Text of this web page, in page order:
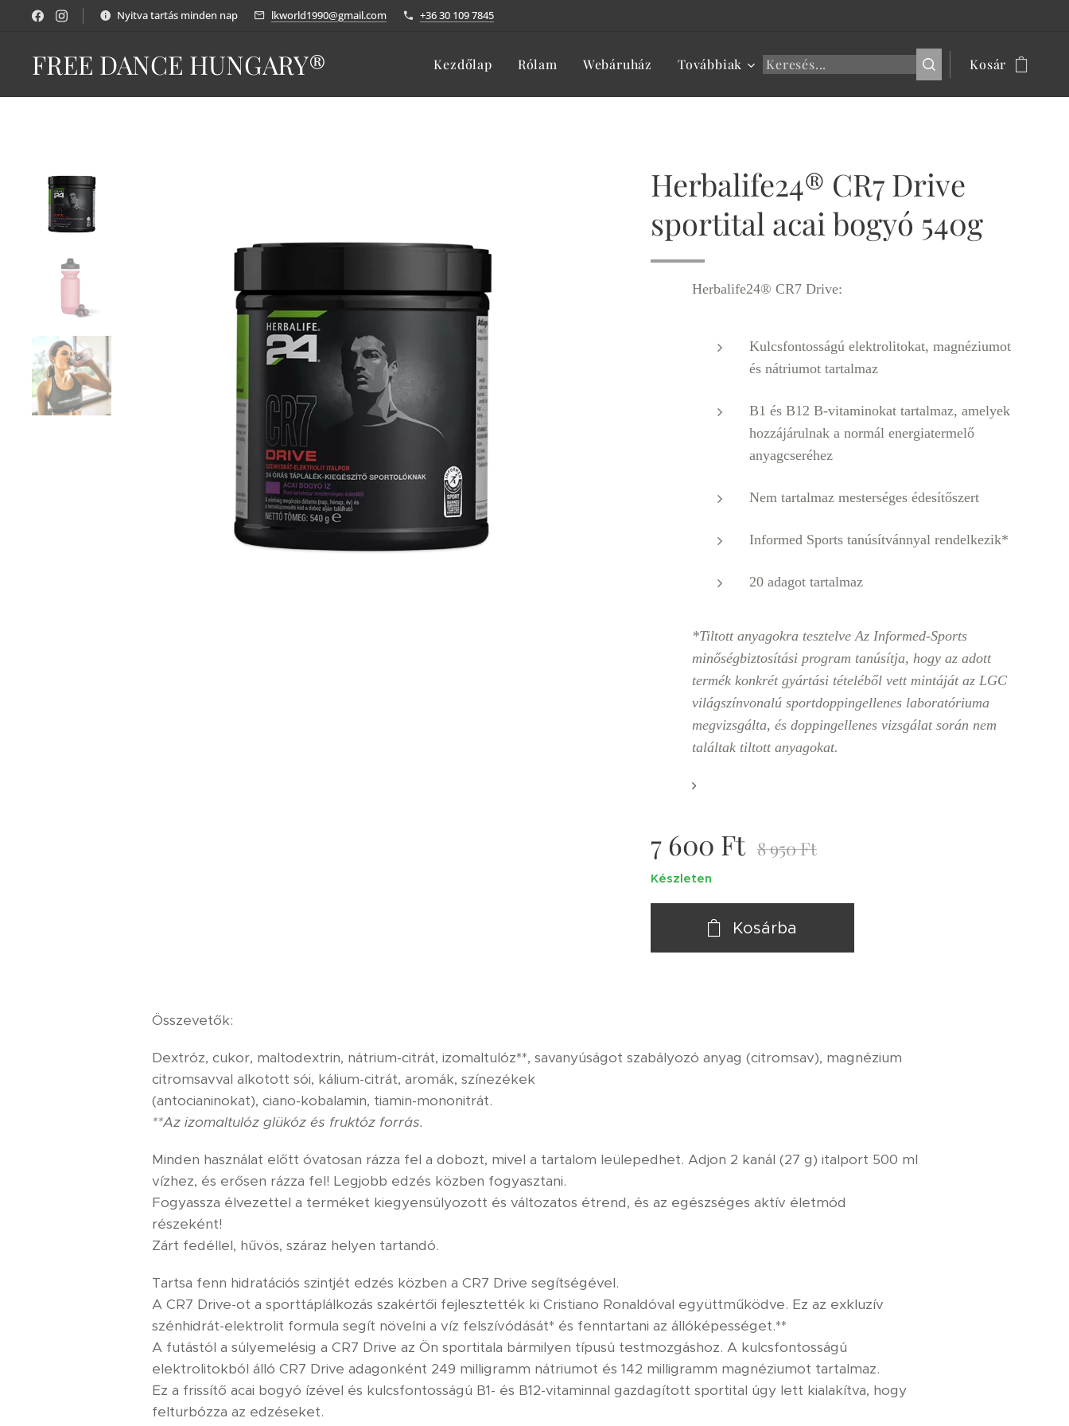
Nyitva tartás minden nap lkworld1990@gmail.com +36 30 109 7845
FREE DANCE HUNGARY® Kezdőlap Rólam Webáruház Továbbiak Kosár
Herbalife24® CR7 Drive
sportital acai bogyó 540g
Herbalife24® CR7 Drive:
Kulcsfontosságú elektrolitokat, magnéziumot
és nátriumot tartalmaz
B1 és B12 B-vitaminokat tartalmaz, amelyek
hozzájárulnak a normál energiatermelő
anyagcseréhez
Nem tartalmaz mesterséges édesítőszert
Informed Sports tanúsítvánnyal rendelkezik*
20 adagot tartalmaz
*Tiltott anyagokra tesztelve Az Informed-Sports
minőségbiztosítási program tanúsítja, hogy az adott
termék konkrét gyártási tételéből vett mintáját az LGC
világszínvonalú sportdoppingellenes laboratóriuma
megvizsgálta, és doppingellenes vizsgálat során nem
találtak tiltott anyagokat.
7 600 Ft 8 950Ft
Készleten
Kosárba
Összevetők:
Dextróz, cukor, maltodextrin, nátrium-citrát, izomaltulóz**, savanyúságot szabályozó anyag (citromsav), magnézium
citromsavval alkotott sói, kálium-citrát, aromák, színezékek
(antocianinokat), ciano-kobalamin, tiamin-mononitrát.
**Az izomaltulóz glükóz és fruktóz forrás.
Minden használat előtt óvatosan rázza fel a dobozt, mivel a tartalom leülepedhet. Adjon 2 kanál (27 g) italport 500 ml
vízhez, és erősen rázza fel! Legjobb edzés közben fogyasztani.
Fogyassza élvezettel a terméket kiegyensúlyozott és változatos étrend, és az egészséges aktív életmód
részeként!
Zárt fedéllel, hűvös, száraz helyen tartandó.
Tartsa fenn hidratációs szintjét edzés közben a CR7 Drive segítségével.
A CR7 Drive-ot a sporttáplálkozás szakértői fejlesztették ki Cristiano Ronaldóval együttműködve. Ez az exkluzív
szénhidrát-elektrolit formula segít növelni a víz felszívódását* és fenntartani az állóképességet.**
A futástól a súlyemelésig a CR7 Drive az Ön sportitala bármilyen típusú testmozgáshoz. A kulcsfontosságú
elektrolitokból álló CR7 Drive adagonként 249 milligramm nátriumot és 142 milligramm magnéziumot tartalmaz.
Ez a frissítő acai bogyó ízével és kulcsfontosságú B1- és B12-vitaminnal gazdagított sportital úgy lett kialakítva, hogy
felturbózza az edzéseket.